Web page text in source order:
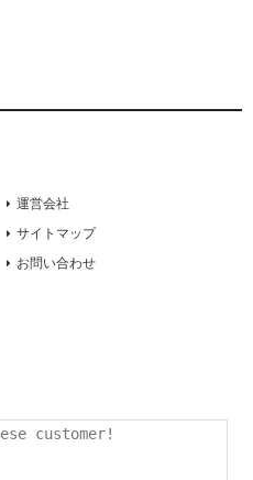
運営会社
サイトマップ
お問い合わせ